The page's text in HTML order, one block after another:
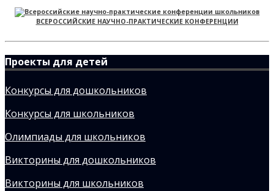
ВСЕРОССИЙСКИЕ НАУЧНО-ПРАКТИЧЕСКИЕ КОНФЕРЕНЦИИ
Проекты для детей
Конкурсы для дошкольников
Конкурсы для школьников
Олимпиады для школьников
Викторины для дошкольников
Викторины для школьников